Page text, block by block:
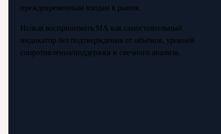
преждевременным входам в рынок.
Нельзя воспринимать МА как самостоятельный
индикатор без подтверждения от объёмов, уровней
сопротивления/поддержки и свечного анализа.